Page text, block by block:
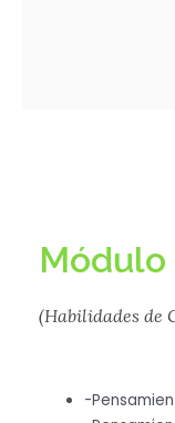
(Habilidades de
-